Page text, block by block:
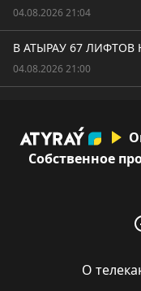
04.08.2026 21:04
В АТЫРАУ 67
04.08.2026 21:00
Собственное
О